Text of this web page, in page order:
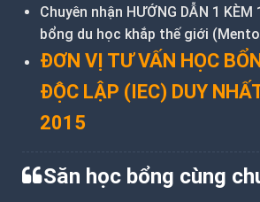
Chuyên nhận HƯỚNG DẪN 1
bổng du học khắp thế giới
ĐƠN VỊ TƯ VẤN HỌC
ĐỘC LẬP (IEC) DUY
2015
Săn học bổng cùng